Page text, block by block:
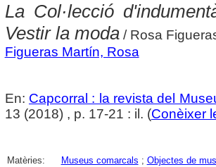
La Col·lecció
Vestir la moda/ Rosa
Figueras Martín, Rosa
En: Capcorral : la revista del
13 (2018) , p. 17-21 : il. (Conèixer
Matèries: Museus comarcals ; Objectes de